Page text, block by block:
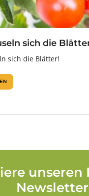
sich die
sich die Blätter!
unseren
Newsletter